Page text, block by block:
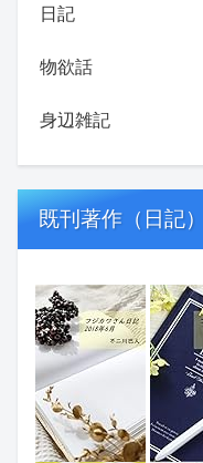
日記
物欲話
身辺雑記
既刊著作（日記）